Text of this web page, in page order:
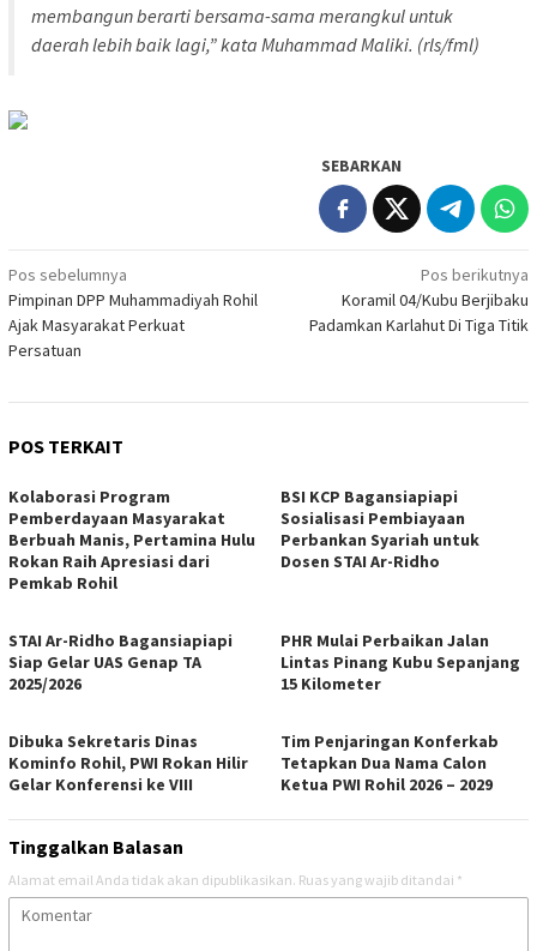
membangun berarti bersama-sama merangkul untuk
daerah lebih baik lagi,” kata Muhammad Maliki. (rls/fml)
SEBARKAN
Navigasi
pos
Pos sebelumnya
Pimpinan DPP Muhammadiyah Rohil
Ajak Masyarakat Perkuat
Persatuan
Pos berikutnya
Koramil 04/Kubu Berjibaku
Padamkan Karlahut Di Tiga Titik
POS TERKAIT
Kolaborasi Program
Pemberdayaan Masyarakat
Berbuah Manis, Pertamina Hulu
Rokan Raih Apresiasi dari
Pemkab Rohil
BSI KCP Bagansiapiapi
Sosialisasi Pembiayaan
Perbankan Syariah untuk
Dosen STAI Ar-Ridho
STAI Ar-Ridho Bagansiapiapi
Siap Gelar UAS Genap TA
2025/2026
PHR Mulai Perbaikan Jalan
Lintas Pinang Kubu Sepanjang
15 Kilometer
Dibuka Sekretaris Dinas
Kominfo Rohil, PWI Rokan Hilir
Gelar Konferensi ke VIII
Tim Penjaringan Konferkab
Tetapkan Dua Nama Calon
Ketua PWI Rohil 2026 – 2029
Tinggalkan Balasan
Alamat email Anda tidak akan dipublikasikan. Ruas yang wajib ditandai *